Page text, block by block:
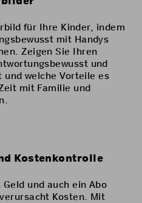
für Ihre Kinder, indem
mit Handys
Zeigen Sie Ihren
und
welche Vorteile es
mit Familie und
Kostenkontrolle
und auch ein Abo
Kosten. Mit